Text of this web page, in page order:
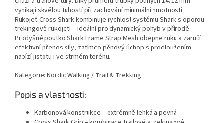
vynikají skvělou tuhostí při zachování minimální hmotnosti.
Rukojeť Cross Shark kombinuje rychlost systému Shark s oporou
trekingové rukojeti – ideální pro dynamický pohyb v přírodě.
Prodyšné poutko Shark Frame Strap Mesh obepne ruku a zaručí
efektivní přenos síly, zatímco pěnový úchop s prodloužením
nabízí jistotu i ve strmém terénu.
Kategorie: Nordic Walking / Trail & Trekking
Popis a vlastnosti:
Karbonová konstrukce – extrémně lehká a pevná